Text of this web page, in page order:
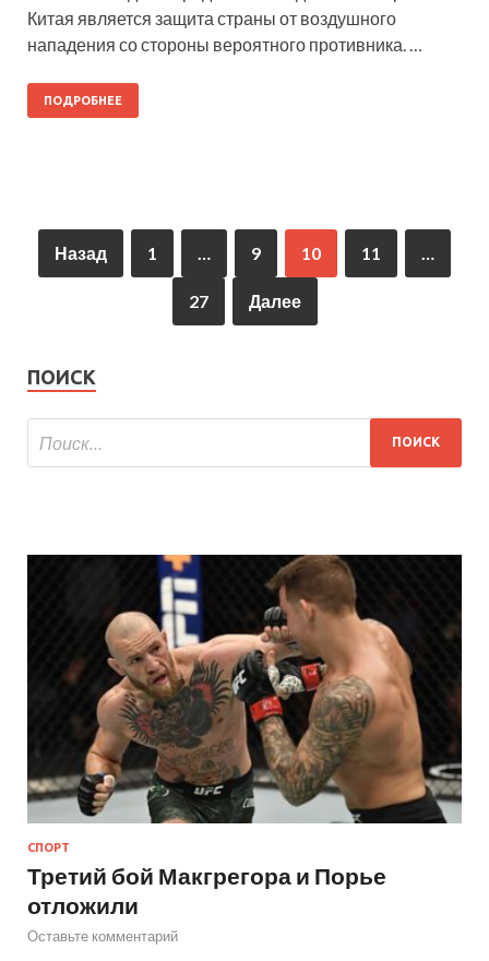
Китая является защита страны от воздушного
нападения со стороны вероятного противника. …
ПОДРОБНЕЕ
Назад 1 … 9 10 11 …
27 Далее
ПОИСК
СПОРТ
Третий бой Макгрегора и Порье
отложили
Оставьте комментарий